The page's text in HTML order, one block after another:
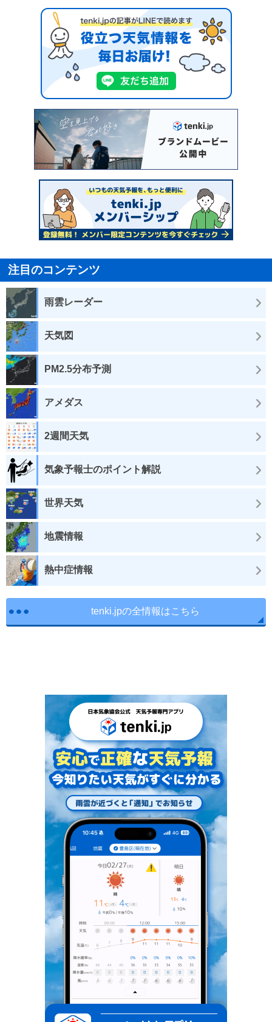
注目のコンテンツ
雨雲レーダー
天気図
PM2.5分布予測
アメダス
2週間天気
気象予報士のポイント解説
世界天気
地震情報
熱中症情報
tenki.jpの全情報はこちら